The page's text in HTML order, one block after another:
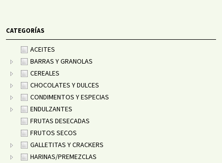
CATEGORÍAS
ACEITES
BARRAS Y GRANOLAS
CEREALES
CHOCOLATES Y DULCES
CONDIMENTOS Y ESPECIAS
ENDULZANTES
FRUTAS DESECADAS
FRUTOS SECOS
GALLETITAS Y CRACKERS
HARINAS/PREMEZCLAS